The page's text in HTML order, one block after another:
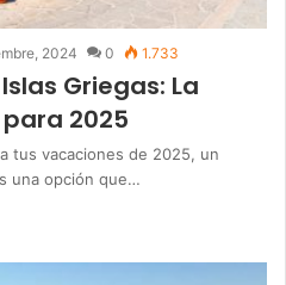
2024 0 1.733
Griegas: La
2025
tus vacaciones de 2025, un
una opción que…